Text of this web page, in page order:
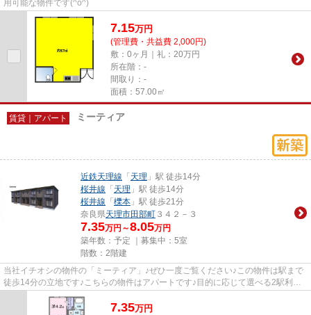
用可能な物件です(^o^)
7.15万円
(管理費・共益費 2,000円)
敷：0ヶ月｜礼：20万円
所在階：-
間取り：-
面積：57.00㎡
賃貸｜アパート ミーティア
近鉄天理線 「 天理 」駅 徒歩14分
桜井線 「 天理 」駅 徒歩14分
桜井線 「 櫟本 」駅 徒歩21分
奈良県天理市田部町 ３４２－３
7.35万円～8.05万円
築年数：予定 ｜募集中： 5室
階数：2階建
当社イチオシの物件の「ミーティア」♪ぜひ一度ご覧ください♪この物件は駅まで
徒歩14分の立地です♪こちらの物件はアパートです♪目的に応じて選べる2駅利用
可能なアパートです♪物件のお...
7.35万円